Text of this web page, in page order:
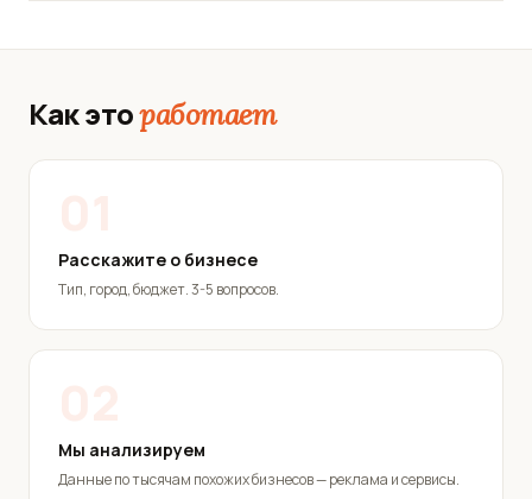
Как этоработает
Расскажите о бизнесе
Тип, город, бюджет. 3-5 вопросов.
Мы анализируем
Данные по тысячам похожих бизнесов — реклама и сервисы.